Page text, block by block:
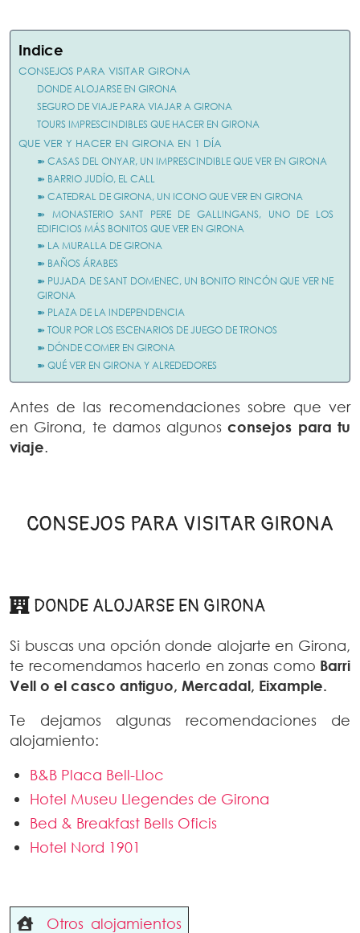
Indice
CONSEJOS PARA VISITAR GIRONA
DONDE ALOJARSE EN GIRONA
SEGURO DE VIAJE PARA VIAJAR A GIRONA
TOURS IMPRESCINDIBLES QUE HACER EN GIRONA
QUE VER Y HACER EN GIRONA EN 1 DÍA
➽ CASAS DEL ONYAR, UN IMPRESCINDIBLE QUE VER EN GIRONA
➽ BARRIO JUDÍO, EL CALL
➽ CATEDRAL DE GIRONA, UN ICONO QUE VER EN GIRONA
➽ MONASTERIO SANT PERE DE GALLINGANS, UNO DE LOS
EDIFICIOS MÁS BONITOS QUE VER EN GIRONA
➽ LA MURALLA DE GIRONA
➽ BAÑOS ÁRABES
➽ PUJADA DE SANT DOMENEC, UN BONITO RINCÓN QUE VER NE
GIRONA
➽ PLAZA DE LA INDEPENDENCIA
➽ TOUR POR LOS ESCENARIOS DE JUEGO DE TRONOS
➽ DÓNDE COMER EN GIRONA
➽ QUÉ VER EN GIRONA Y ALREDEDORES
Antes de las recomendaciones sobre que ver
en Girona, te damos algunosconsejos para tu
viaje.
CONSEJOS PARA VISITAR GIRONA
DONDE ALOJARSE EN GIRONA
Si buscas una opción donde alojarte en Girona,
te recomendamos hacerlo en zonas como Barri
Vell o el casco antiguo, Mercadal, Eixample.
Te dejamos algunas recomendaciones de
alojamiento:
B&B Placa Bell-Lloc
Hotel Museu Llegendes de Girona
Bed & Breakfast Bells Oficis
Hotel Nord 1901
Otros alojamientos